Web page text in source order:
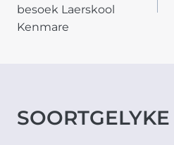
besoek Laerskool
Kenmare